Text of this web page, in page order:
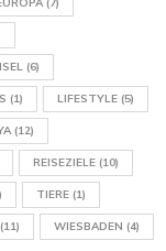
(6)
(1) LIFESTYLE (5)
(12)
REISEZIELE (10)
TIERE (1)
(11) WIESBADEN (4)